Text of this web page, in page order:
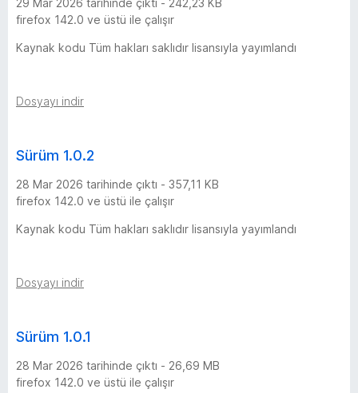
s
ü
r
m
29 Mar 2026 tarihinde çıktı - 242,23 KB
firefox 142.0 ve üstü ile çalışır
Kaynak kodu Tüm hakları saklıdır lisansıyla yayımlandı
Dosyayı indir
Sürüm 1.0.2
28 Mar 2026 tarihinde çıktı - 357,11 KB
firefox 142.0 ve üstü ile çalışır
Kaynak kodu Tüm hakları saklıdır lisansıyla yayımlandı
Dosyayı indir
Sürüm 1.0.1
28 Mar 2026 tarihinde çıktı - 26,69 MB
firefox 142.0 ve üstü ile çalışır